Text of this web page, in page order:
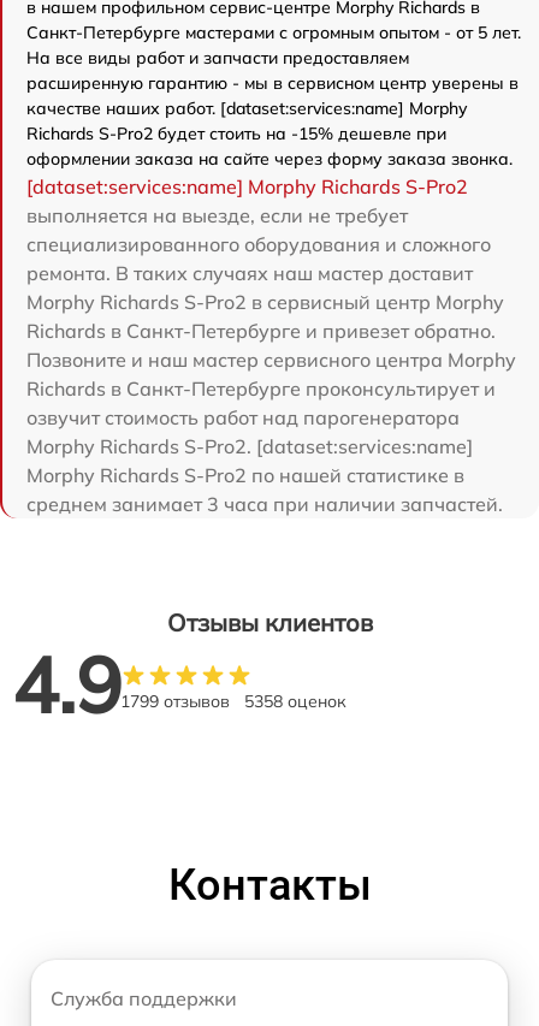
в нашем профильном сервис-центре Morphy Richards в
Санкт-Петербурге мастерами с огромным опытом - от 5 лет.
На все виды работ и запчасти предоставляем
расширенную гарантию - мы в сервисном центр уверены в
качестве наших работ. [dataset:services:name] Morphy
Richards S-Pro2 будет стоить на -15% дешевле при
оформлении заказа на сайте через форму заказа звонка.
[dataset:services:name] Morphy Richards S-Pro2
выполняется на выезде, если не требует
специализированного оборудования и сложного
ремонта. В таких случаях наш мастер доставит
Morphy Richards S-Pro2 в сервисный центр Morphy
Richards в Санкт-Петербурге и привезет обратно.
Позвоните и наш мастер сервисного центра Morphy
Richards в Санкт-Петербурге проконсультирует и
озвучит стоимость работ над парогенератора
Morphy Richards S-Pro2. [dataset:services:name]
Morphy Richards S-Pro2 по нашей статистике в
среднем занимает 3 часа при наличии запчастей.
Отзывы клиентов
4.91799 отзывов 5358 оценок
Контакты
Служба поддержки